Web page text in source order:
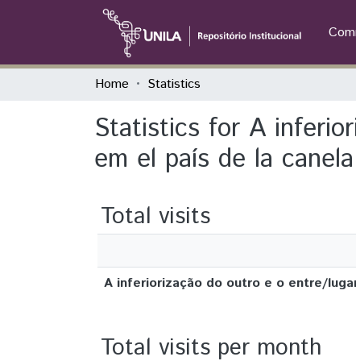
Home Statistics
Statistics for A
em el país de la canela
Total visits
A inferiorização do outro e o entre/
Total visits per month